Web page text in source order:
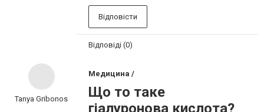
Відповісти
Відповіді (0)
Tanya Gribonos
Медицина /
Що то таке
гіалуронова кислота?